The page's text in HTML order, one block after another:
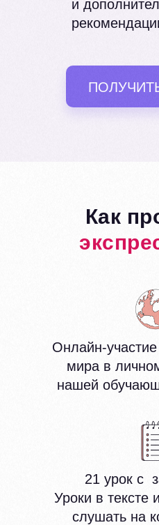
и
Как
Онлайн-
мира в
нашей
21 урок с
Уроки в тексте
слушать на